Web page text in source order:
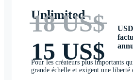
Unlimited
18 US$
15 US$
Pour les créateurs plus importants
grande échelle et exigent une liberté